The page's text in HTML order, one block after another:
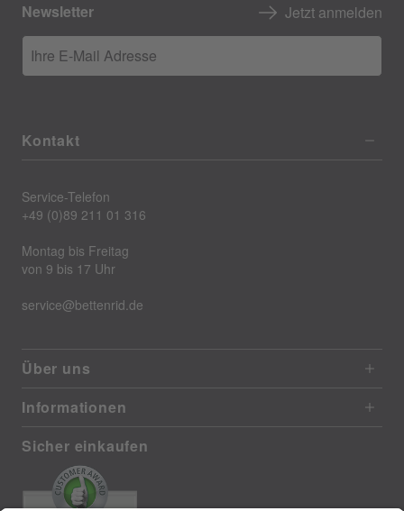
Newsletter Jetzt anmelden
Ihre E-Mail Adresse
Kontakt
Service-Telefon
+49 (0)89 211 01 316
Montag bis Freitag
von 9 bis 17 Uhr
service@bettenrid.de
Über uns
Informationen
Sicher einkaufen